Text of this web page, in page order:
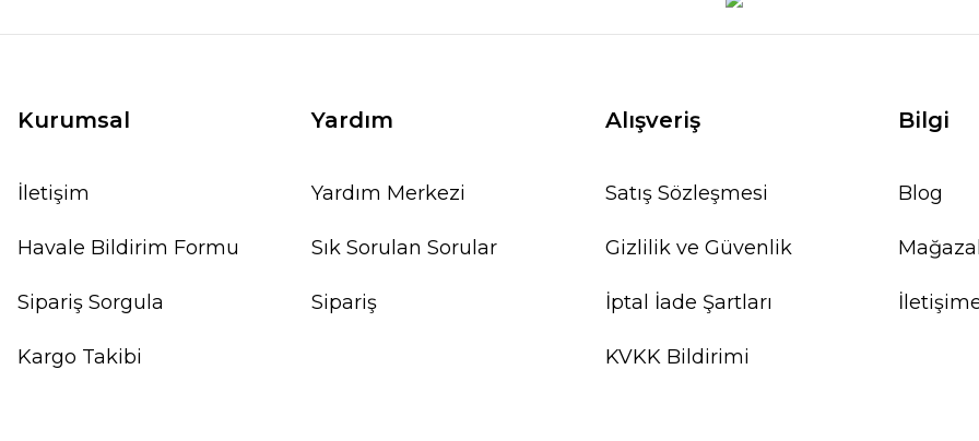
Kurumsal
İletişim
Havale Bildirim Formu
Sipariş Sorgula
Kargo Takibi
Yardım
Yardım Merkezi
Sık Sorulan Sorular
Sipariş
Alışveriş
Satış Sözleşmesi
Gizlilik ve Güvenlik
İptal İade Şartları
KVKK Bildirimi
Bilgi
Blog